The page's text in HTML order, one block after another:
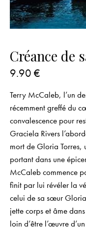
Créance de
9.90 €
Terry McCaleb, l’un
récemment greffé du
convalescence pour
Graciela Rivers
mort de Gloria Torres,
portant dans une
McCaleb commence
finit par lui révéler la
celui de sa sœur
jette corps et âme
loin d’être l’œuvre